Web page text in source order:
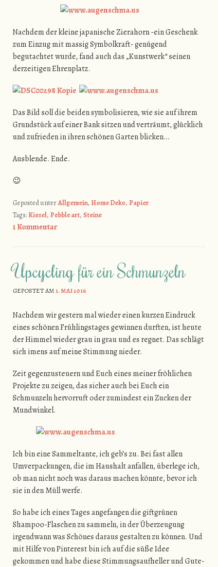
Nachdem der kleine japanische Zierahorn -ein Geschenk
zum Einzug mit massig Symbolkraft- genügend
begutachtet wurde, fand auch das „Kunstwerk“ seinen
derzeitigen Ehrenplatz.
Das Bild soll die beiden symbolisieren, wie sie auf ihrem
Grundstück auf einer Bank sitzen und verträumt, glücklich
und zufrieden in ihren schönen Garten blicken…
Ausblende. Ende.
😉
Geposted unterAllgemein, Home Deko, Papier
Tags: Kiesel, Pebble art, Steine
1 Kommentar
Upcycling für ein Schmunzeln
GEPOSTET AM1. MAI 2016
Nachdem wir gestern mal wieder einen kurzen Eindruck
eines schönen Frühlingstages gewinnen durften, ist heute
der Himmel wieder grau in grau und es regnet. Das schlägt
sich imens auf meine Stimmung nieder.
Zeit gegenzusteuern und Euch eines meiner fröhlichen
Projekte zu zeigen, das sicher auch bei Euch ein
Schmunzeln hervorruft oder zumindest ein Zucken der
Mundwinkel.
Ich bin eine Sammeltante, ich geb’s zu. Bei fast allen
Umverpackungen, die im Haushalt anfallen, überlege ich,
ob man nicht noch was daraus machen könnte, bevor ich
sie in den Müll werfe.
So habe ich eines Tages angefangen die giftgrünen
Shampoo-Flaschen zu sammeln, in der Überzeugung
irgendwann was Schönes daraus gestalten zu können. Und
mit Hilfe von Pinterest bin ich auf die süße Idee
gekommen und habe diese Stimmungsaufheller und Gute-